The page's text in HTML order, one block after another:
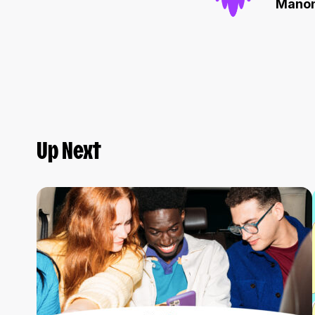
Up Next